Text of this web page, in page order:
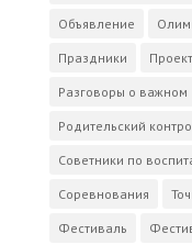
Объявление
Праздники
Разговоры о важном
Родительский
Советники по
Соревнования
Фестиваль